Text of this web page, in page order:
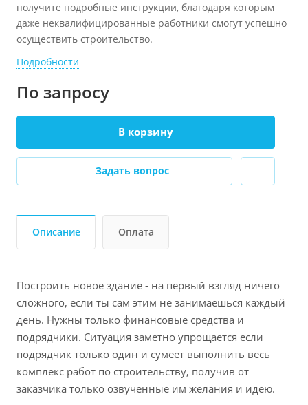
получите подробные инструкции, благодаря которым
даже неквалифицированные работники смогут успешно
осуществить строительство.
Подробности
По запросу
В корзину
Задать вопрос
Описание Оплата
Построить новое здание - на первый взгляд ничего
сложного, если ты сам этим не занимаешься каждый
день. Нужны только финансовые средства и
подрядчики. Ситуация заметно упрощается если
подрядчик только один и сумеет выполнить весь
комплекс работ по строительству, получив от
заказчика только озвученные им желания и идею.